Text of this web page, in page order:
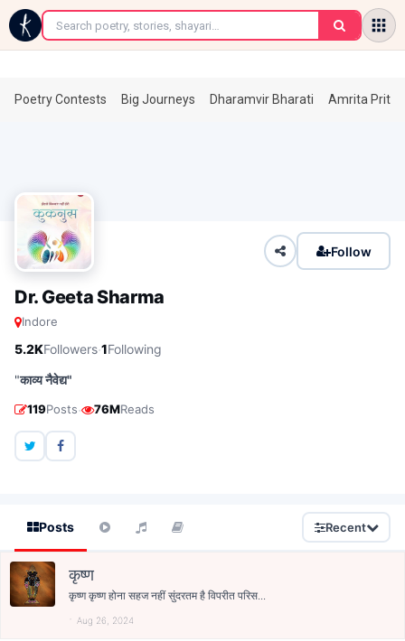
←
Poetry Contests Big Journeys Dharamvir Bharati Amrita
Follow
Dr. Geeta Sharma
Indore
5.2KFollowers·1Following
"काव्य नैवेद्य"
119Posts· 76MReads
Posts Recent
कृष्ण
कृष्ण कृष्ण होना सहज नहीं सुंदरतम है विपरीत परिस...
Aug 26, 2024